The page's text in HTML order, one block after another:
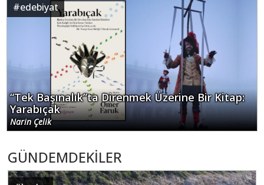
#edebiyat
“Tek Başınalık”ta Direnmek Üzerine Bir Kitap:
Yarabıçak
Narin Çelik
GÜNDEMDEKİLER